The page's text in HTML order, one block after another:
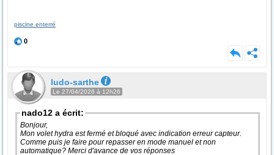
piscine enterré
0
ludo-sarthe
Le 27/04/2026 à 12h26
nado12 a écrit:
Bonjour,
Mon volet hydra est fermé et bloqué avec indication erreur capteur.
Comme puis je faire pour repasser en mode manuel et non
automatique? Merci d'avance de vos réponses